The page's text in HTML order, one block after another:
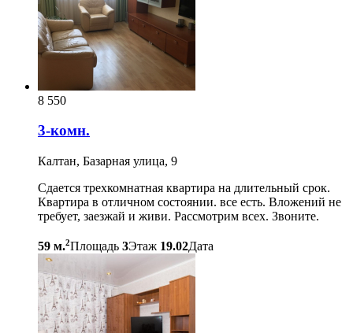
8 550
3-комн.
Калтан, Базарная улица, 9
Сдается трехкомнатная квартира на длительный срок.
Квартира в отличном состоянии. все есть. Вложений не
требует, заезжай и живи. Рассмотрим всех. Звоните.
59 м.2Площадь 3Этаж 19.02Дата